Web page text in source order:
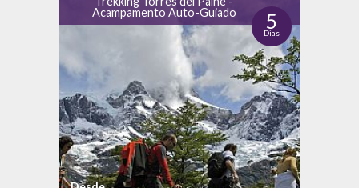
Acampamento Auto-Guiado
5
Dias